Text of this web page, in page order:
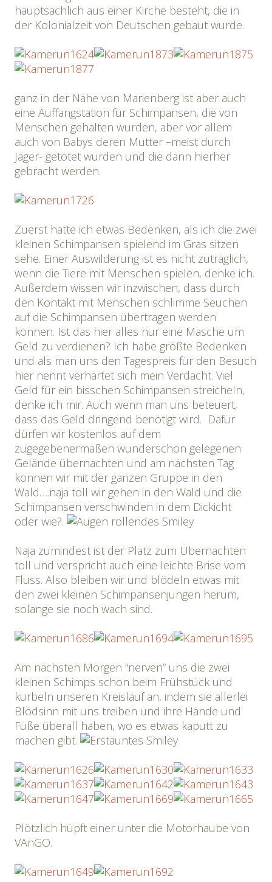
hauptsächlich aus einer Kirche besteht, die in
der Kolonialzeit von Deutschen gebaut wurde.
ganz in der Nähe von Marienberg ist aber auch
eine Auffangstation für Schimpansen, die von
Menschen gehalten wurden, aber vor allem
auch von Babys deren Mutter –meist durch
Jäger- getötet wurden und die dann hierher
gebracht werden.
Zuerst hatte ich etwas Bedenken, als ich die zwei
kleinen Schimpansen spielend im Gras sitzen
sehe. Einer Auswilderung ist es nicht zuträglich,
wenn die Tiere mit Menschen spielen, denke ich.
Außerdem wissen wir inzwischen, dass durch
den Kontakt mit Menschen schlimme Seuchen
auf die Schimpansen übertragen werden
können. Ist das hier alles nur eine Masche um
Geld zu verdienen? Ich habe größte Bedenken
und als man uns den Tagespreis für den Besuch
hier nennt verhärtet sich mein Verdacht. Viel
Geld für ein bisschen Schimpansen streicheln,
denke ich mir. Auch wenn man uns beteuert,
dass das Geld dringend benötigt wird. Dafür
dürfen wir kostenlos auf dem
zugegebenermaßen wunderschön gelegenen
Gelände übernachten und am nächsten Tag
können wir mit der ganzen Gruppe in den
Wald….naja toll wir gehen in den Wald und die
Schimpansen verschwinden in dem Dickicht
oder wie?.
Naja zumindest ist der Platz zum Übernachten
toll und verspricht auch eine leichte Brise vom
Fluss. Also bleiben wir und blödeln etwas mit
den zwei kleinen Schimpansenjungen herum,
solange sie noch wach sind.
Am nächsten Morgen “nerven” uns die zwei
kleinen Schimps schon beim Frühstück und
kurbeln unseren Kreislauf an, indem sie allerlei
Blödsinn mit uns treiben und ihre Hände und
Füße überall haben, wo es etwas kaputt zu
machen gibt.
Plötzlich hüpft einer unter die Motorhaube von
VAnGO.